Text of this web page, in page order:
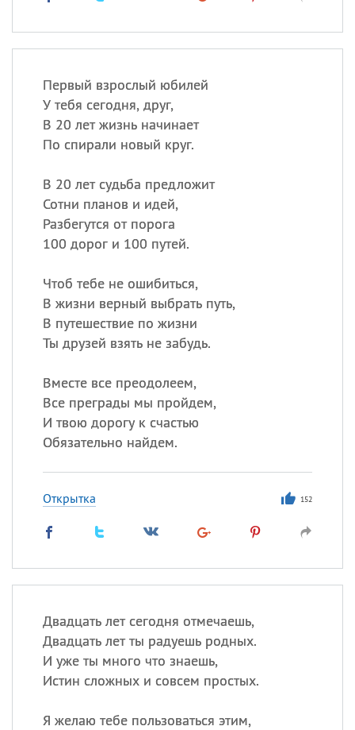
Первый взрослый юбилей
У тебя сегодня, друг,
В 20 лет жизнь начинает
По спирали новый круг.
В 20 лет судьба предложит
Сотни планов и идей,
Разбегутся от порога
100 дорог и 100 путей.
Чтоб тебе не ошибиться,
В жизни верный выбрать путь,
В путешествие по жизни
Ты друзей взять не забудь.
Вместе все преодолеем,
Все преграды мы пройдем,
И твою дорогу к счастью
Обязательно найдем.
Открытка 152
Двадцать лет сегодня отмечаешь,
Двадцать лет ты радуешь родных.
И уже ты много что знаешь,
Истин сложных и совсем простых.
Я желаю тебе пользоваться этим,